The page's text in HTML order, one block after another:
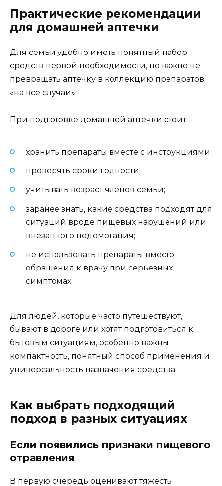
Практические рекомендации
для домашней аптечки
Для семьи удобно иметь понятный набор
средств первой необходимости, но важно не
превращать аптечку в коллекцию препаратов
«на все случаи».
При подготовке домашней аптечки стоит:
хранить препараты вместе с инструкциями;
проверять сроки годности;
учитывать возраст членов семьи;
заранее знать, какие средства подходят для
ситуаций вроде пищевых нарушений или
внезапного недомогания;
не использовать препараты вместо
обращения к врачу при серьёзных
симптомах.
Для людей, которые часто путешествуют,
бывают в дороге или хотят подготовиться к
бытовым ситуациям, особенно важны
компактность, понятный способ применения и
универсальность назначения средства.
Как выбрать подходящий
подход в разных ситуациях
Если появились признаки пищевого
отравления
В первую очередь оценивают тяжесть